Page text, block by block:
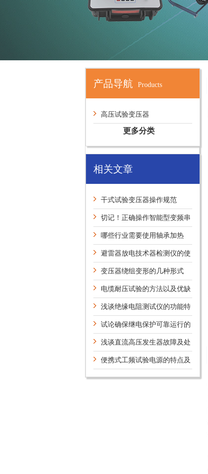
产品导航 Products
高压试验变压器
更多分类
相关文章
干式试验变压器操作规范
切记！正确操作智能型变频串
联谐振试验装置确保试验的准确
性
哪些行业需要使用轴承加热
器？避雷器放电技术器检测仪的使
用注意事项
变压器绕组变形的几种形式
电缆耐压试验的方法以及优缺
点 浅谈绝缘电阻测试仪的功能特
性及使用前准备工作
试论确保继电保护可靠运行的
方法浅谈直流高压发生器故障及处
理 便携式工频试验电源的特点及
参数